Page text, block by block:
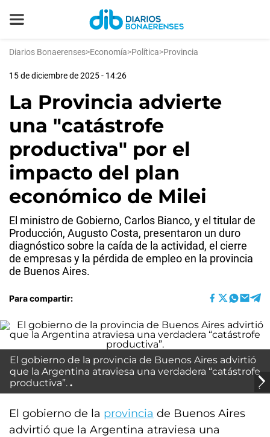
Diarios Bonaerenses>Economía>Política>Provincia
15 de diciembre de 2025 - 14:26
La Provincia advierte
una "catástrofe
productiva" por el
impacto del plan
económico de Milei
El ministro de Gobierno, Carlos Bianco, y el titular de
Producción, Augusto Costa, presentaron un duro
diagnóstico sobre la caída de la actividad, el cierre
de empresas y la pérdida de empleo en la provincia
de Buenos Aires.
Para compartir:
El gobierno de la provincia de Buenos Aires advirtió
que la Argentina atraviesa una verdadera “catástrofe
productiva”.
El gobierno de la provincia de Buenos Aires
advirtió que la Argentina atraviesa una